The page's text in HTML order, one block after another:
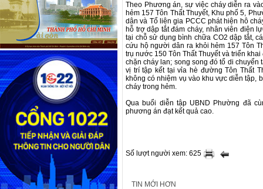
Theo Phương án, sự việc cháy diễn ra
hẻm 157 Tôn Thất Thuyết, Khu phố 5,
dân và Tổ liên gia PCCC phát hiện hô
hỗ trợ dập tắt đám cháy, nhân viên điện
tại chỗ sử dụng bình chữa CO2 dập tắt,
cứu hộ người dân ra khỏi hẻm 157 Tôn
trụ nước 150 Tôn Thất Thuyết và triển
chặn cháy lan; song song đó tổ di
vị trí tập kết tại vỉa hè đường Tôn Thất
không có nhiệm vụ vào khu vực diễn tập,
cháy trong hẻm.
Qua buổi diễn tập UBND Phường đã
phương án đạt kết quả cao.
Số lượt người xem: 625
TIN MỚI HƠN